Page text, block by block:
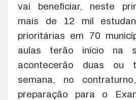
vai beneficiar, neste
mais de 12 mil
prioritárias em 70
aulas terão início na
acontecerão duas ou
semana, no
preparação para o